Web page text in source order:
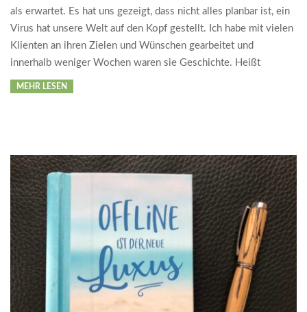
als erwartet. Es hat uns gezeigt, dass nicht alles planbar ist, ein
Virus hat unsere Welt auf den Kopf gestellt. Ich habe mit vielen
Klienten an ihren Zielen und Wünschen gearbeitet und
innerhalb weniger Wochen waren sie Geschichte. Heißt
MEHR LESEN